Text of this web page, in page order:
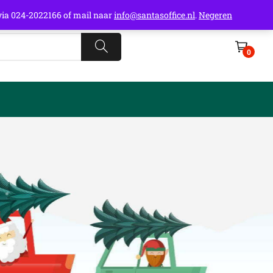
024-2022166 of mail naarinfo@santasoffice.nl.Negeren
0